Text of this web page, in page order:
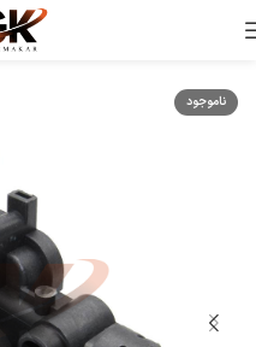
ناموجود